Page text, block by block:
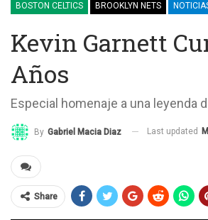
BOSTON CELTICS BROOKLYN NETS
Kevin Garnett
Años
Especial homenaje a una leyenda
By Gabriel Macia Diaz Last updated
Share